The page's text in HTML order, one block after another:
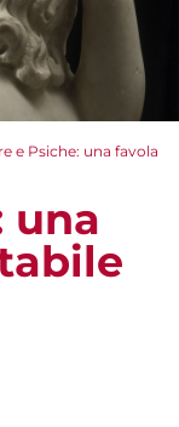
e Psiche: una favola
una